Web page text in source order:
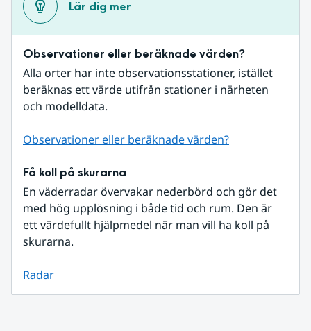
Lär dig mer
Observationer eller beräknade värden?
Alla orter har inte observationsstationer, istället
beräknas ett värde utifrån stationer i närheten
och modelldata.
Observationer eller beräknade värden?
Få koll på skurarna
En väderradar övervakar nederbörd och gör det
med hög upplösning i både tid och rum. Den är
ett värdefullt hjälpmedel när man vill ha koll på
skurarna.
Radar